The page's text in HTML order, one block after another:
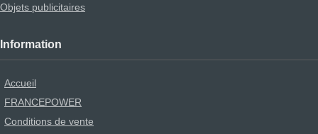
Objets publicitaires
Information
Accueil
FRANCEPOWER
Conditions de vente